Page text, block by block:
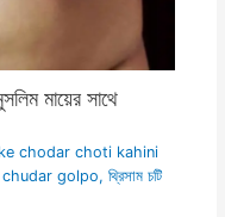
মায়ের সাথে
chodar choti kahini
golpo, থ্রিসাম চটি